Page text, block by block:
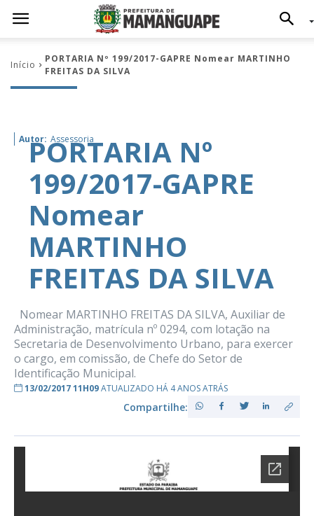
Início
PORTARIA Nº 199/2017-GAPRE Nomear MARTINHO
FREITAS DA SILVA
Autor: Assessoria
PORTARIA Nº
199/2017-GAPRE
Nomear
MARTINHO
FREITAS DA SILVA
Nomear MARTINHO FREITAS DA SILVA, Auxiliar de
Administração, matrícula nº 0294, com lotação na
Secretaria de Desenvolvimento Urbano, para exercer
o cargo, em comissão, de Chefe do Setor de
Identificação Municipal.
13/02/2017 11H09ATUALIZADO HÁ 4 ANOS ATRÁS
Compartilhe: